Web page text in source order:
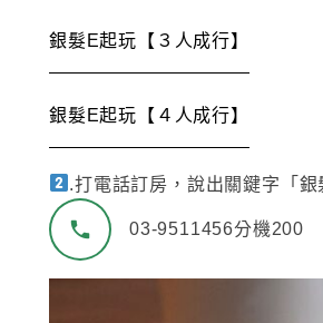
銀髮E起玩【３人成行】
銀髮E起玩【４人成行】
.打電話訂房，說出關鍵字「銀
03-9511456分機200